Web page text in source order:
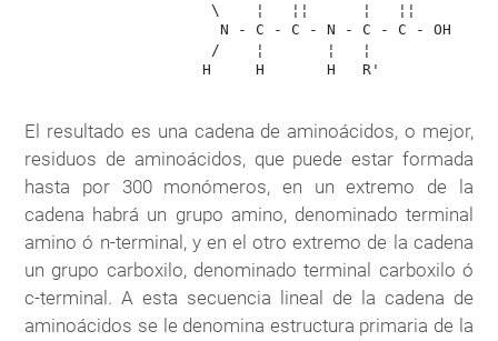
                     \    ¦   ¦¦      ¦   ¦¦
                      N - C - C - N - C - C - OH
                     /    ¦       ¦   ¦
                    H     H       H   R'
El resultado es una cadena de aminoácidos, o mejor,
residuos de aminoácidos, que puede estar formada
hasta por 300 monómeros, en un extremo de la
cadena habrá un grupo amino, denominado terminal
amino ó n-terminal, y en el otro extremo de la cadena
un grupo carboxilo, denominado terminal carboxilo ó
c-terminal. A esta secuencia lineal de la cadena de
aminoácidos se le denomina estructura primaria de la